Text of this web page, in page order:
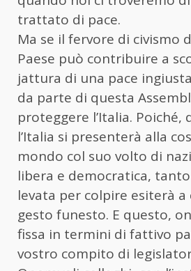
trattato di pace.
Ma se il fervore di civismo
Paese può contribuire a
jattura di una pace
da parte di questa
proteggere l’Italia. Poiché,
l’Italia si presenterà alla
mondo col suo volto di
libera e democratica,
levata per colpire esiterà
gesto funesto. E questo,
fissa in termini di fattivo
vostro compito di